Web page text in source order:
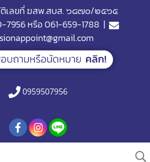
เลขที่ ฆสพ.สบส. ๖๘๗๐/๒๕๖๕
7956หรือ061-659-1788 |
0959507956